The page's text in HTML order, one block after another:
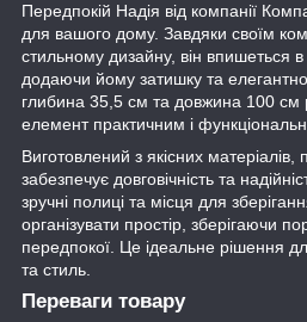
Передпокій Надія від компанії
для вашого дому. Завдяки своїм
стильному дизайну, він впишеться
додаючи йому затишку та
глибина 35,5 см та довжина 100 см
елемент практичним і
Виготовлений з якісних матеріалів,
забезпечує довговічність та
зручні полиці та місця для
організувати простір, зберігаючи
передпокої. Це ідеальне рішення
та стиль.
Переваги товару